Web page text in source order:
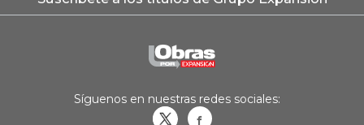
Síguenos en nuestras redes sociales: